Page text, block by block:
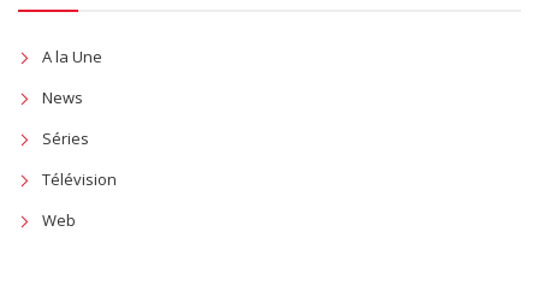
A la Une
News
Séries
Télévision
Web